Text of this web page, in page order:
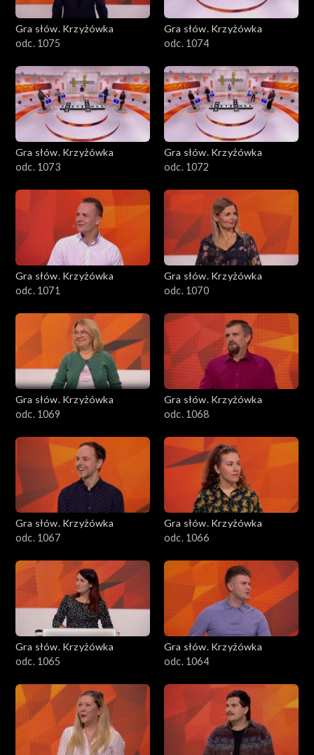
Gra słów. Krzyżówka
odc. 1075
Gra słów. Krzyżówka
odc. 1074
Gra słów. Krzyżówka
odc. 1073
Gra słów. Krzyżówka
odc. 1072
Gra słów. Krzyżówka
odc. 1071
Gra słów. Krzyżówka
odc. 1070
Gra słów. Krzyżówka
odc. 1069
Gra słów. Krzyżówka
odc. 1068
Gra słów. Krzyżówka
odc. 1067
Gra słów. Krzyżówka
odc. 1066
Gra słów. Krzyżówka
odc. 1065
Gra słów. Krzyżówka
odc. 1064